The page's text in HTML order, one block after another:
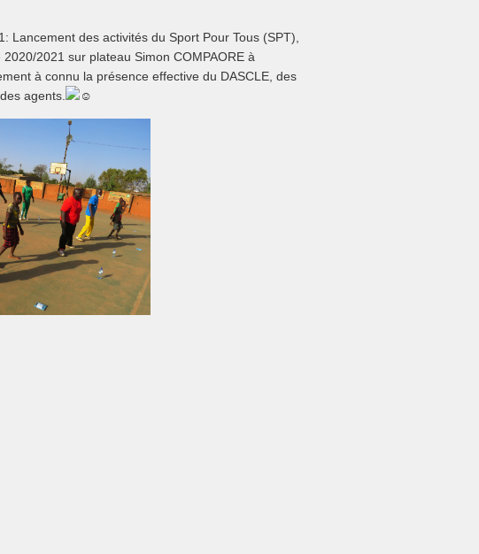
Lancement des activités du Sport Pour Tous (SPT),
2021 sur plateau Simon COMPAORE à
à connu la présence effective du DASCLE, des
agents.